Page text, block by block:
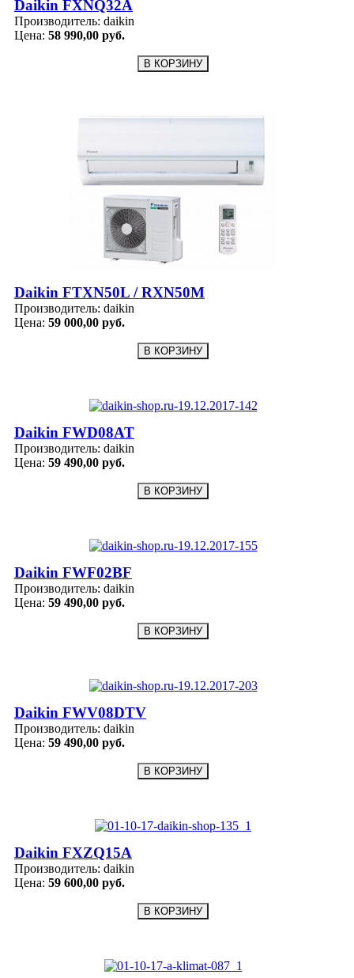
Daikin FXNQ32A
Производитель: daikin
Цена: 58 990,00 руб.
Daikin FTXN50L / RXN50M
Производитель: daikin
Цена: 59 000,00 руб.
Daikin FWD08AT
Производитель: daikin
Цена: 59 490,00 руб.
Daikin FWF02BF
Производитель: daikin
Цена: 59 490,00 руб.
Daikin FWV08DTV
Производитель: daikin
Цена: 59 490,00 руб.
Daikin FXZQ15A
Производитель: daikin
Цена: 59 600,00 руб.